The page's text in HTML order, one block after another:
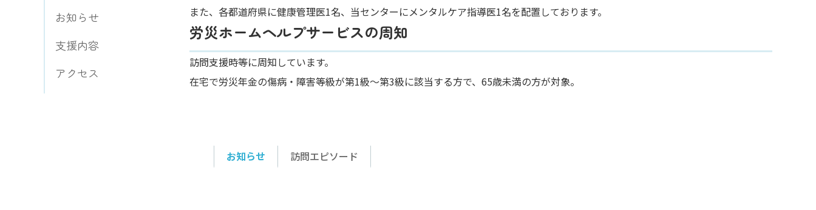
お知らせ
支援内容
アクセス
また、各都道府県に健康管理医1名、当センターにメンタルケア指導医1名を配置しております。
労災ホームヘルプサービスの周知
訪問支援時等に周知しています。
在宅で労災年金の傷病・障害等級が第1級～第3級に該当する方で、65歳未満の方が対象。
お知らせ 訪問エピソード